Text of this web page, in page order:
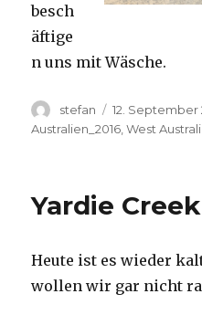
besch
äftige
n uns mit Wäsche.
Autor
stefan
Veröffentlicht
am
12. September
Australien_2016 ,West
Yardie
Heute ist es wieder
wollen wir gar nicht